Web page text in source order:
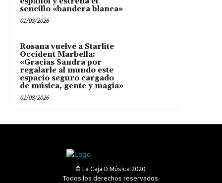
sencillo «bandera blanca»
01/08/2026
Rosana vuelve a Starlite
Occident Marbella:
«Gracias Sandra por
regalarle al mundo este
espacio seguro cargado
de música, gente y magia»
01/08/2026
© La Caja D Música 2020.
Todos los derechos reservados.